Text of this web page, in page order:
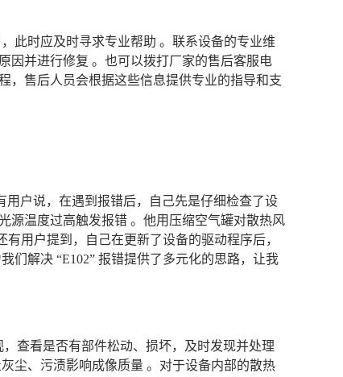
此时应及时寻求专业帮助 。联系设备的专业维
因并进行修复 。也可以拨打厂家的售后客服电
，售后人员会根据这些信息提供专业的指导和支
用户说，在遇到报错后，自己先是仔细检查了设
源温度过高触发报错 。他用压缩空气罐对散热风
用户提到，自己在更新了设备的驱动程序后，
们解决 “E102” 报错提供了多元化的思路，让我
查看是否有部件松动、损坏，及时发现并处理
尘、污渍影响成像质量 。对于设备内部的散热